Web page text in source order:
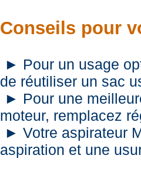
Conseils pour
► Pour un usage
de réutiliser un sac
► Pour une
moteur, remplacez
► Votre aspirateur
aspiration et une